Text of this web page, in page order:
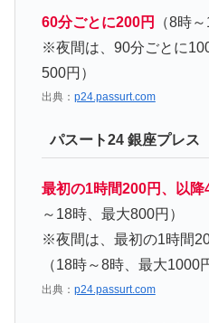
60分ごとに200円
（8時
※夜間は、90分ごとに
500円）
出典： p24.passurt.com
パスート24 銀座プレス
最初の1時間200円、以降
～18時、最大800円）
※夜間は、最初の1時間
（18時～8時、最大1000
出典： p24.passurt.com